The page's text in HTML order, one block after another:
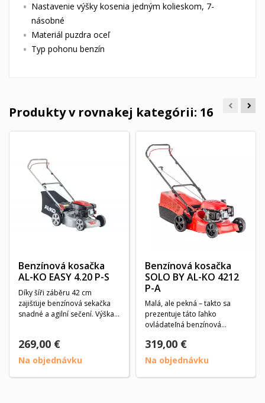
Nastavenie výšky kosenia jedným kolieskom, 7-
násobné
Materiál puzdra oceľ
Typ pohonu benzín
Produkty v rovnakej kategórii: 16
Benzínová kosačka
AL-KO EASY 4.20 P-S
Díky šíři záběru 42 cm
zajišťuje benzínová sekačka
snadné a agilní sečení. Výška
269,00 €
Na objednávku
Benzínová kosačka
SOLO BY AL-KO 4212
P-A
Malá, ale pekná – takto sa
prezentuje táto ľahko
ovládateľná benzínová
319,00 €
Na objednávku